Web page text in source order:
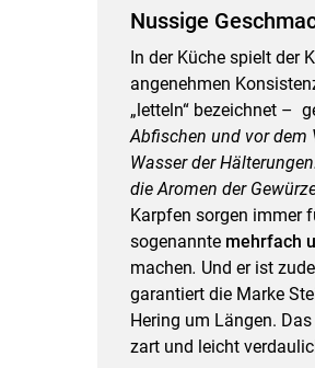
Nussige
In der Küche spielt der
angenehmen
„letteln“ bezeichnet –
Abfischen und vor dem
Wasser der
die Aromen der
Karpfen sorgen immer
sogenannte mehrfach
machen. Und er ist
garantiert die Marke
Hering um Längen.
zart und leicht